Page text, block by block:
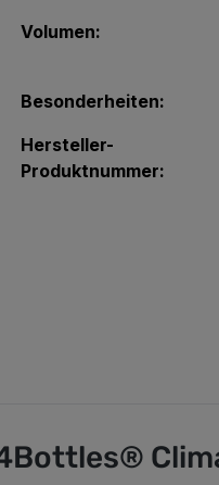
Volumen:
Besonderheiten:
Hersteller-
Produktnummer: